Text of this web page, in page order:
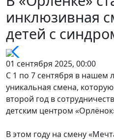
инклюзивная
детей с
01 сентября 2025, 00:00
С 1 по 7 сентября в нашем
уникальная смена,
второй год в
детским центром
В этом году на смену